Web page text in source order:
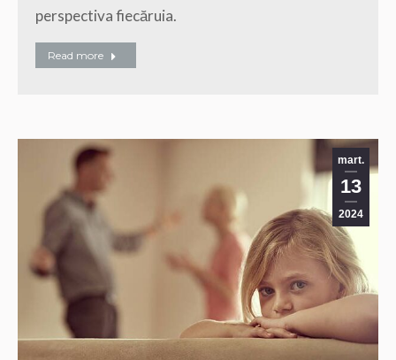
perspectiva fiecăruia.
Read more
mart.
13
2024